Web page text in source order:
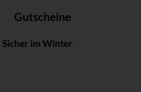
Gutscheine
Sicher im Winter